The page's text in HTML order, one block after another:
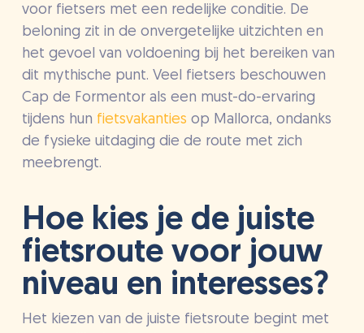
voor fietsers met een redelijke conditie. De
beloning zit in de onvergetelijke uitzichten en
het gevoel van voldoening bij het bereiken van
dit mythische punt. Veel fietsers beschouwen
Cap de Formentor als een must-do-ervaring
tijdens hun fietsvakanties op Mallorca, ondanks
de fysieke uitdaging die de route met zich
meebrengt.
Hoe kies je de juiste
fietsroute voor jouw
niveau en interesses?
Het kiezen van de juiste fietsroute begint met